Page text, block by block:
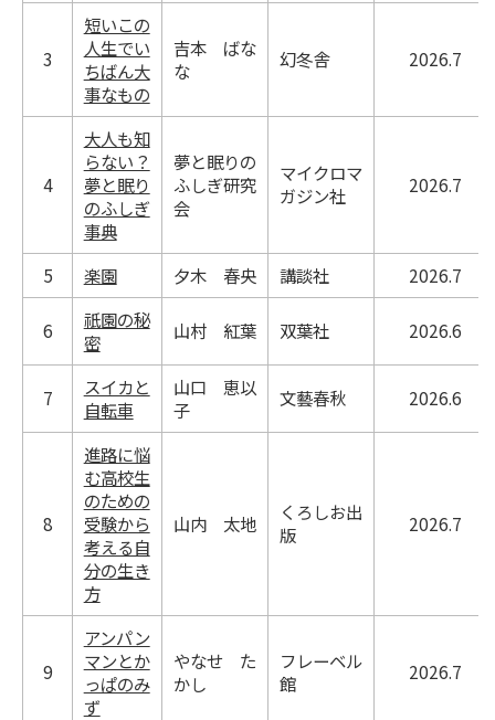
3
短いこの
人生でい
ちばん大
事なもの
吉本 ばな
な
幻冬舎 2026.7
4
大人も知
らない？
夢と眠り
のふしぎ
事典
夢と眠りの
ふしぎ研究
会
マイクロマ
ガジン社
2026.7
5 楽園 夕木 春央 講談社 2026.7
6
祇園の秘
密
山村 紅葉 双葉社 2026.6
7
スイカと
自転車
山口 恵以
子
文藝春秋 2026.6
8
進路に悩
む高校生
のための
受験から
考える自
分の生き
方
山内 太地
くろしお出
版
2026.7
9
アンパン
マンとか
っぱのみ
ず
やなせ た
かし
フレーベル
館
2026.7